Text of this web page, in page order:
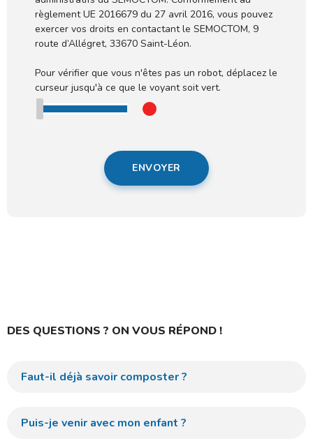
règlement UE 2016679 du 27 avril 2016, vous pouvez
exercer vos droits en contactant le SEMOCTOM, 9
route d’Allégret, 33670 Saint-Léon.
Pour vérifier que vous n'êtes pas un robot, déplacez le
curseur jusqu'à ce que le voyant soit vert.
DES QUESTIONS ? ON VOUS RÉPOND !
Faut-il déjà savoir composter ?
Puis-je venir avec mon enfant ?